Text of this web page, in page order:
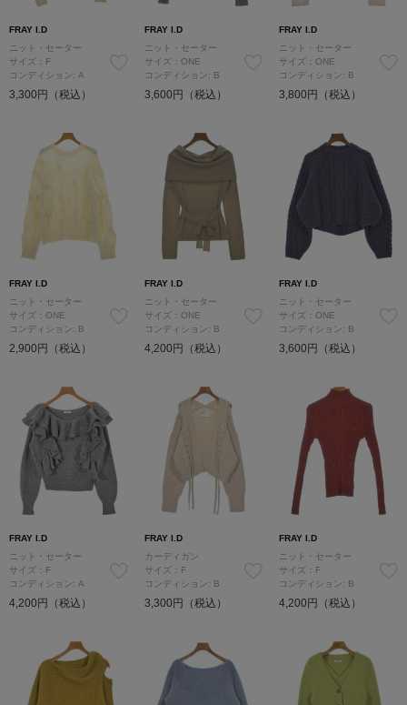
FRAY I.D
ニット・セーター
サイズ：F
コンディション: A
3,300円（税込）
FRAY I.D
ニット・セーター
サイズ：ONE
コンディション: B
3,600円（税込）
FRAY I.D
ニット・セーター
サイズ：ONE
コンディション: B
3,800円（税込）
FRAY I.D
ニット・セーター
サイズ：ONE
コンディション: B
2,900円（税込）
FRAY I.D
ニット・セーター
サイズ：ONE
コンディション: B
4,200円（税込）
FRAY I.D
ニット・セーター
サイズ：ONE
コンディション: B
3,600円（税込）
FRAY I.D
ニット・セーター
サイズ：F
コンディション: A
4,200円（税込）
FRAY I.D
カーディガン
サイズ：F
コンディション: B
3,300円（税込）
FRAY I.D
ニット・セーター
サイズ：F
コンディション: B
4,200円（税込）